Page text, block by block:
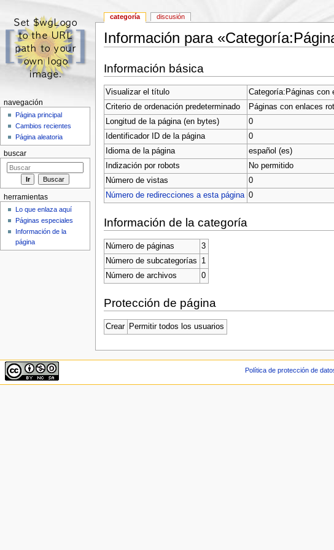
Información para
Información básica
Visualizar el título
Categoría:Páginas con
Criterio de ordenación predeterminado
Páginas con enlaces
Longitud de la página (en bytes)
0
Identificador ID de la página
0
Idioma de la página
español (es)
Indización por robots
No permitido
Número de vistas
0
Número de redirecciones a esta página 0
Información de la categoría
Número de páginas
3
Número de subcategorías
1
Número de archivos
0
Protección de página
Crear Permitir todos los usuarios
categoría discusión
navegación
Página principal
Cambios recientes
Página aleatoria
buscar
herramientas
Lo que enlaza aquí
Páginas especiales
Información de la
página
Política de protección de